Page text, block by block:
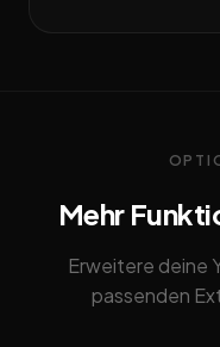
Mehr
Erweitere deine
passenden